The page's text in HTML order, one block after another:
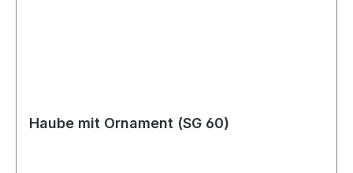
Haube mit Ornament (SG 60)